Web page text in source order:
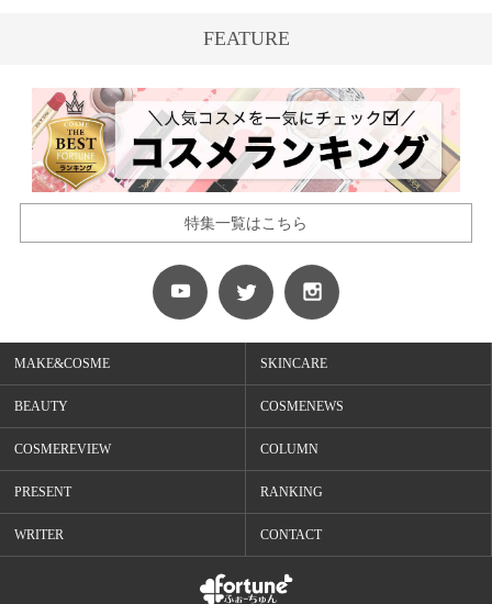
FEATURE
特集一覧はこちら
MAKE&COSME SKINCARE
BEAUTY COSMENEWS
COSMEREVIEW COLUMN
PRESENT RANKING
WRITER CONTACT